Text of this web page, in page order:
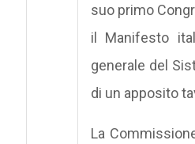
suo primo
il Manifesto
generale del
di un apposito
La